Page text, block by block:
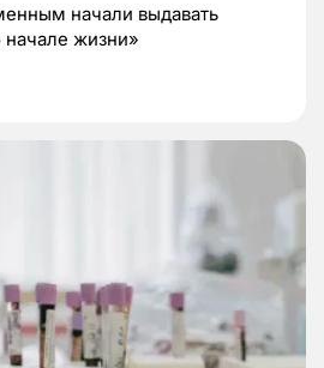
начали выдавать
начале жизни»